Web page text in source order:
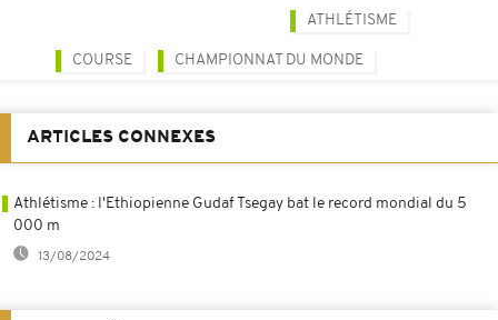
ATHLÉTISME
COURSE CHAMPIONNAT DU MONDE
ARTICLES CONNEXES
Athlétisme : l'Ethiopienne Gudaf Tsegay bat le record mondial du 5
000 m
13/08/2024